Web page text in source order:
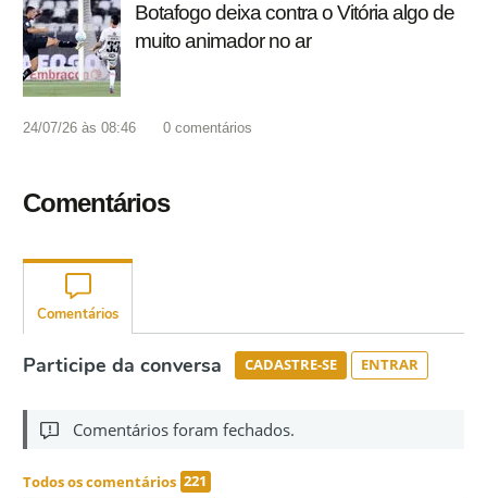
Botafogo deixa contra o Vitória algo de
muito animador no ar
24/07/26 às 08:46 0 comentários
Comentários